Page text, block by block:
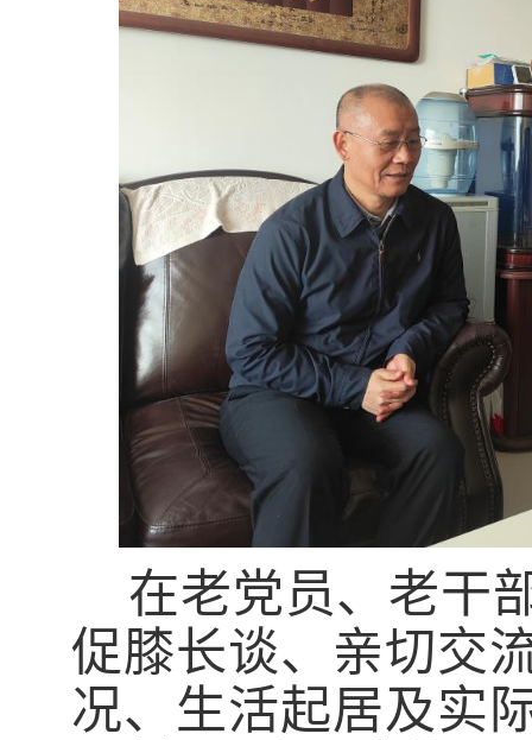
在老党员、老干
促膝长谈、亲切交
况、生活起居及实